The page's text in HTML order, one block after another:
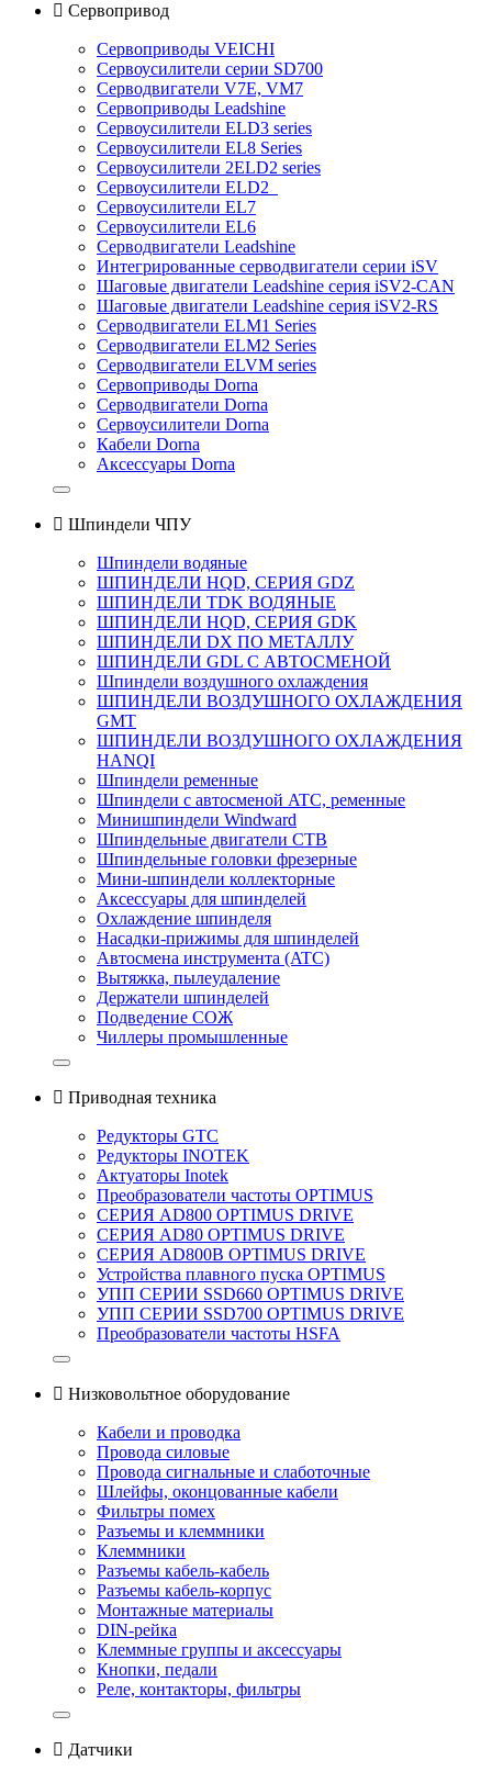
 Сервопривод
Сервоприводы VEICHI
Сервоусилители серии SD700
Серводвигатели V7E, VM7
Сервоприводы Leadshine
Сервоусилители ELD3 series
Сервоусилители EL8 Series
Сервоусилители 2ELD2 series
Сервоусилители ELD2
Сервоусилители EL7
Сервоусилители EL6
Серводвигатели Leadshine
Интегрированные серводвигатели серии iSV
Шаговые двигатели Leadshine серия iSV2-CAN
Шаговые двигатели Leadshine серия iSV2-RS
Серводвигатели ELM1 Series
Серводвигатели ELM2 Series
Серводвигатели ELVM series
Сервоприводы Dorna
Серводвигатели Dorna
Сервоусилители Dorna
Кабели Dorna
Аксессуары Dorna
 Шпиндели ЧПУ
Шпиндели водяные
ШПИНДЕЛИ HQD, СЕРИЯ GDZ
ШПИНДЕЛИ TDK ВОДЯНЫЕ
ШПИНДЕЛИ HQD, СЕРИЯ GDK
ШПИНДЕЛИ DX ПО МЕТАЛЛУ
ШПИНДЕЛИ GDL С АВТОСМЕНОЙ
Шпиндели воздушного охлаждения
ШПИНДЕЛИ ВОЗДУШНОГО ОХЛАЖДЕНИЯ
GMT
ШПИНДЕЛИ ВОЗДУШНОГО ОХЛАЖДЕНИЯ
HANQI
Шпиндели ременные
Шпиндели с автосменой ATC, ременные
Минишпиндели Windward
Шпиндельные двигатели СТВ
Шпиндельные головки фрезерные
Мини-шпиндели коллекторные
Аксессуары для шпинделей
Охлаждение шпинделя
Насадки-прижимы для шпинделей
Автосмена инструмента (ATC)
Вытяжка, пылеудаление
Держатели шпинделей
Подведение СОЖ
Чиллеры промышленные
 Приводная техника
Редукторы GTC
Редукторы INOTEK
Актуаторы Inotek
Преобразователи частоты OPTIMUS
СЕРИЯ AD800 OPTIMUS DRIVE
СЕРИЯ AD80 OPTIMUS DRIVE
СЕРИЯ AD800B OPTIMUS DRIVE
Устройства плавного пуска OPTIMUS
УПП СЕРИИ SSD660 OPTIMUS DRIVE
УПП СЕРИИ SSD700 OPTIMUS DRIVE
Преобразователи частоты HSFA
 Низковольтное оборудование
Кабели и проводка
Провода силовые
Провода сигнальные и слаботочные
Шлейфы, оконцованные кабели
Фильтры помех
Разъемы и клеммники
Клеммники
Разъемы кабель-кабель
Разъемы кабель-корпус
Монтажные материалы
DIN-рейка
Клеммные группы и аксессуары
Кнопки, педали
Реле, контакторы, фильтры
 Датчики